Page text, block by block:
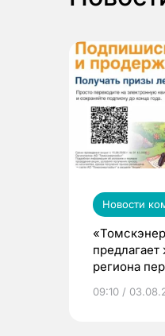
Новости
региона
выиграть
09:10 /